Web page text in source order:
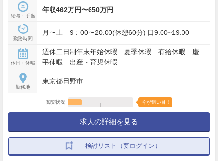
給与・手当
年収462万円〜650万円
勤務時間
月〜土 9：00〜20:00(休憩60分) 日9:00~19:00
休日・休暇
週休二日制年末年始休暇 夏季休暇 有給休暇 慶
弔休暇 出産・育児休暇
勤務地
東京都日野市
閲覧状況 今が狙い目！
求人の詳細を見る
検討リスト（要ログイン）